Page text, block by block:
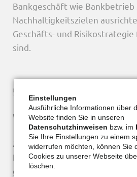
Bankgeschäft wie Bankbetrieb
Nachhaltigkeitszielen
Geschäfts- und
sind.
Wir sind nah dran
Zu unseren Kunden zählen wir
Privatpersonen sowie
gemeinnützige und soziale
Einstellungen
Ausführliche Informationen über
Website finden Sie in unseren
Datenschutzhinweisen bzw. im
Sie Ihre Einstellungen zu einem
widerrufen möchten, können Sie
Cookies zu unserer Webseite
löschen.